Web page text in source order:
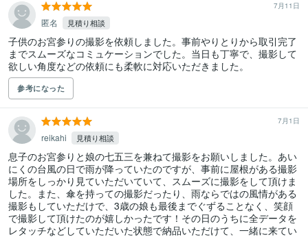
7月11日
匿名 見積り相談
子供のお宮参りの撮影を依頼しました。事前やりとりから取引完了
までスムーズなコミュケーションでした。当日も丁寧で、撮影して
欲しい角度などの依頼にも柔軟に対応いただきました。
参考になった
7月1日
reikahi 見積り相談
息子のお宮参りと娘の七五三を兼ねて撮影をお願いしました。あい
にくの台風の日で雨が降っていたのですが、事前に屋根がある撮影
場所をしっかり見ていただいていて、スムーズに撮影をして頂けま
した。また、傘を持っての撮影だったり、雨ならではの風情がある
撮影もしていただけで、3歳の娘も最後までぐずることなく、笑顔
で撮影して頂けたのが嬉しかったです！その日のうちに全データを
レタッチなどしていただいた状態で納品いただけて、一緒に来てい